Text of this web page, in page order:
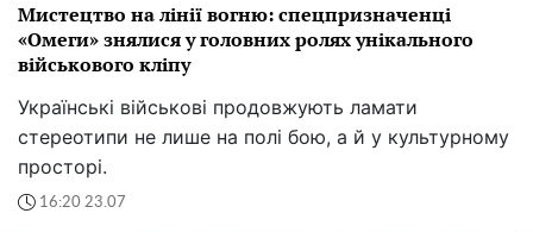
Мистецтво на лінії вогню: спецпризначенці
«Омеги» знялися у головних ролях унікального
військового кліпу
Українські військові продовжують ламати
стереотипи не лише на полі бою, а й у культурному
просторі.
16:20 23.07